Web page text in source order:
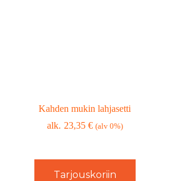
Kahden mukin lahjasetti
23,35 € (alv 0%)
Tarjouskoriin